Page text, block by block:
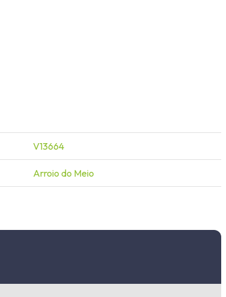
V13664
Arroio do Meio